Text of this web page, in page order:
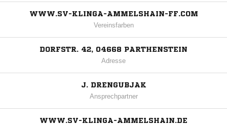
WWW.SV-KLINGA-AMMELSHAIN-FF.COM
Vereinsfarben
DORFSTR. 42, 04668 PARTHENSTEIN
Adresse
J. DRENGUBJAK
Ansprechpartner
WWW.SV-KLINGA-AMMELSHAIN.DE